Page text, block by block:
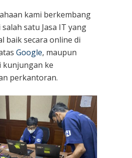
kami berkembang
satu Jasa IT yang
baik secara online di
Google, maupun
kunjungan ke
perkantoran.